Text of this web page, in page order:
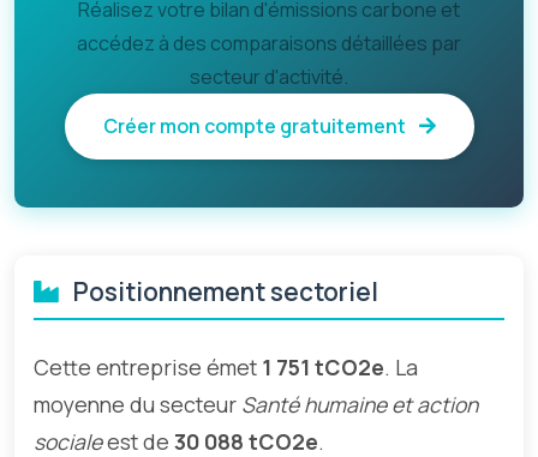
Réalisez votre bilan d'émissions carbone et
accédez à des comparaisons détaillées par
secteur d'activité.
Créer mon compte gratuitement
Positionnement sectoriel
Cette entreprise émet 1 751 tCO2e. La
moyenne du secteur Santé humaine et action
socialeest de 30 088 tCO2e.